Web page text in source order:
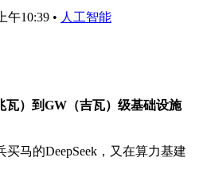
午10:39 • 人工智能
瓦）到GW（吉瓦）级基础设施
马的DeepSeek，又在算力基建